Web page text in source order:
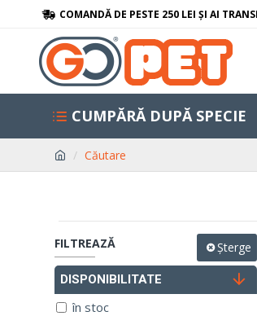
COMANDĂ DE PESTE 250 LEI ȘI AI
CUMPĂRĂ DUPĂ SPECIE
Căutare
FILTREAZĂ Șterge
DISPONIBILITATE
în stoc